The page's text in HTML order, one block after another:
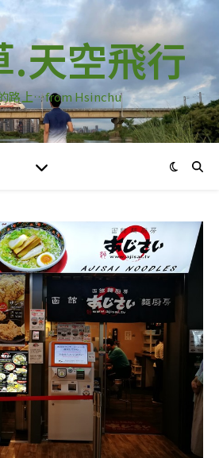
.天空飛行
路上…from Hsinchu